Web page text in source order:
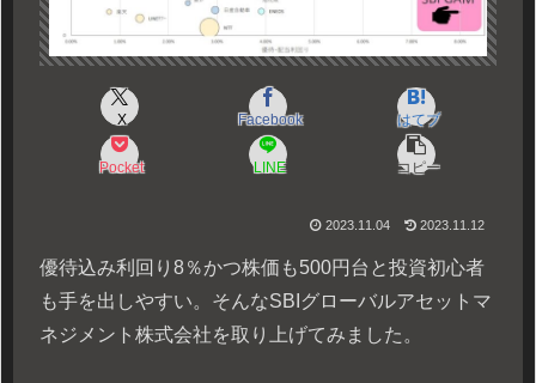
X Facebook はてブ
Pocket LINE コピー
2023.11.04 2023.11.12
優待込み利回り8％かつ株価も500円台と投資初心者
も手を出しやすい。そんなSBIグローバルアセットマ
ネジメント株式会社を取り上げてみました。